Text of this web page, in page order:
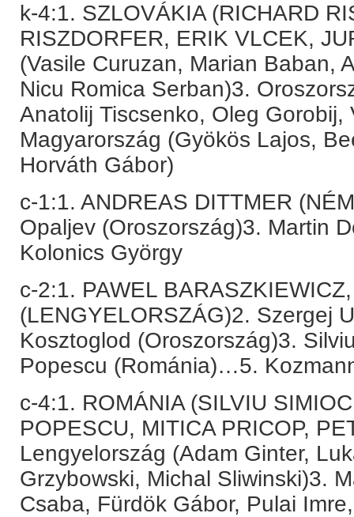
k-4:1. SZLOVÁKIA (RICHARD
RISZDORFER, ERIK VLCEK,
(Vasile Curuzan, Marian Baban,
Nicu Romica Serban)3.
Anatolij Tiscsenko, Oleg Gorobij,
Magyarország (Gyökös Lajos,
Horváth Gábor)
c-1:1. ANDREAS DITTMER
Opaljev (Oroszország)3. Martin
Kolonics György
c-2:1. PAWEL
(LENGYELORSZÁG)2. Szergej
Kosztoglod (Oroszország)3.
Popescu (Románia)…5.
c-4:1. ROMÁNIA (SILVIU
POPESCU, MITICA PRICOP,
Lengyelország (Adam Ginter,
Grzybowski, Michal Sliwinski)3.
Csaba, Fürdök Gábor, Pulai